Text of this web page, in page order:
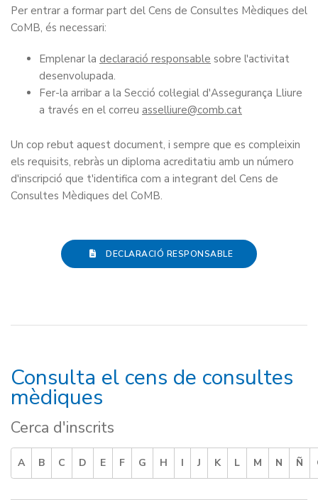
Per entrar a formar part del Cens de Consultes Mèdiques del
CoMB, és necessari:
Emplenar la declaració responsable sobre l'activitat
desenvolupada.
Fer-la arribar a la Secció col·legial d'Assegurança Lliure
a través en el correu asselliure
Un cop rebut aquest document, i sempre que es compleixin
els requisits, rebràs un diploma acreditatiu amb un número
d'inscripció que t'identifica com a integrant del Cens de
Consultes Mèdiques del CoMB.
DECLARACIÓ RESPONSABLE
Consulta el cens de consultes
mèdiques
Cerca d'inscrits